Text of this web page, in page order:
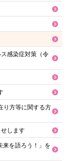
感染症対策（令
り方等に関する方
します
を語ろう！」を